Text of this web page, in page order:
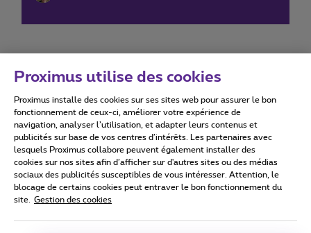
Conditions d'utilisation Accessibility statement
Tous droits réservés. © 2026 Proximus
Conditions générales, info consommateur
Proximus utilise des cookies
Proximus installe des cookies sur ses sites web pour assurer le bon
fonctionnement de ceux-ci, améliorer votre expérience de
navigation, analyser l’utilisation, et adapter leurs contenus et
publicités sur base de vos centres d’intérêts. Les partenaires avec
lesquels Proximus collabore peuvent également installer des
cookies sur nos sites afin d’afficher sur d'autres sites ou des médias
sociaux des publicités susceptibles de vous intéresser. Attention, le
blocage de certains cookies peut entraver le bon fonctionnement du
site.
Gestion des cookies